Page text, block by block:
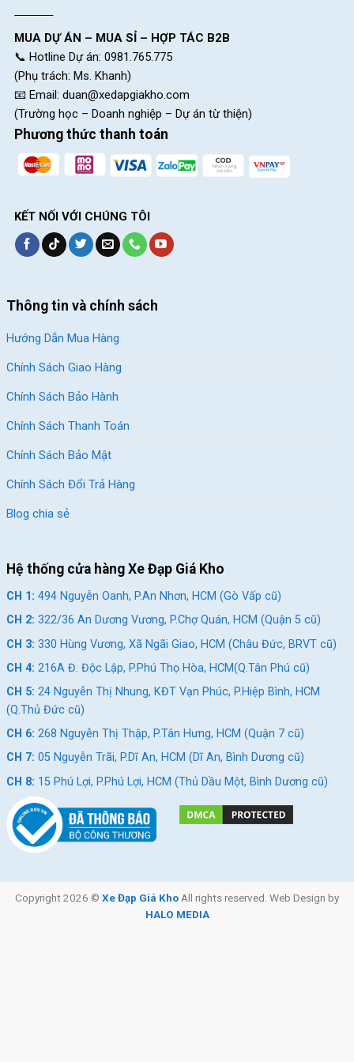
Xem thêm: Những mẫu xe đạp đua mới nhất
được bán tại Xe Đạp Giá Kho
Giảm 10%
Khung Magie, LTWOO R5
Địa Chỉ Các Cửa Hàng Xe Đạp Giá Kho:
CH 1:494 Nguyễn Oanh, P.An Nhơn, HCM (Gò Vấp cũ)
5 cũ)
CH 3:330 Hùng Vương, Xã Ngãi Giao, HCM (Châu Đức,
BRVT cũ)
216A Đ. Độc Lập, P.Phú Thọ Hòa, HCM(Q.Tân Phú
CH 5:
CH 6:268 Nguyễn Thị Thập, P.Tân Hưng, HCM (Quận 7
05 Nguyễn Trãi, P.Dĩ An, HCM (Dĩ An, Bình Dương
Dương cũ)
SKU: R3.5
Thẻ: Hợp Kim Nhôm,Shimano Tourney,Xe đạp đua Shimano Tourney
MUA DỰ ÁN – MUA SỈ – HỢP TÁC B2B
📞 Hotline Dự án: 0981.765.775
(Phụ trách: Ms. Khanh)
📧 Email: duan@xedapgiakho.com
(Trường học – Doanh nghiệp – Dự án từ thiện)
Phương thức thanh toán
KẾT NỐI VỚI CHÚNG TÔI
Thông tin và chính sách
Hướng Dẫn Mua Hàng
Chính Sách Giao Hàng
Chính Sách Bảo Hành
Chính Sách Thanh Toán
Chính Sách Bảo Mật
Chính Sách Đổi Trả Hàng
Blog chia sẻ
Hệ thống cửa hàng Xe Đạp Giá Kho
CH 1: 494 Nguyễn Oanh, P.An Nhơn, HCM (Gò Vấp cũ)
CH 2: 322/36 An Dương Vương, P.Chợ Quán, HCM (Quận 5 cũ)
CH 3: 330 Hùng Vương, Xã Ngãi Giao, HCM (Châu Đức, BRVT cũ)
CH 4: 216A Đ. Độc Lập, P.Phú Thọ Hòa, HCM(Q.Tân Phú cũ)
CH 5: 24 Nguyễn Thị Nhung, KĐT Vạn Phúc, P.Hiệp Bình, HCM
(Q.Thủ Đức cũ)
CH 6: 268 Nguyễn Thị Thập, P.Tân Hưng, HCM (Quận 7 cũ)
CH 7: 05 Nguyễn Trãi, P.Dĩ An, HCM (Dĩ An, Bình Dương cũ)
CH 8: 15 Phú Lợi, P.Phú Lợi, HCM (Thủ Dầu Một, Bình Dương cũ)
Copyright 2026 © Xe Đạp Giá Kho All rights reserved. Web Design by
HALO MEDIA